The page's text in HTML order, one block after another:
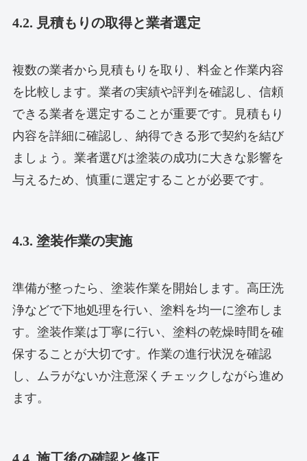
4.2. 見積もりの取得と業者選定
複数の業者から見積もりを取り、料金と作業内容
を比較します。業者の実績や評判を確認し、信頼
できる業者を選定することが重要です。見積もり
内容を詳細に確認し、納得できる形で契約を結び
ましょう。業者選びは塗装の成功に大きな影響を
与えるため、慎重に選定することが必要です。
4.3. 塗装作業の実施
準備が整ったら、塗装作業を開始します。高圧洗
浄などで下地処理を行い、塗料を均一に塗布しま
す。塗装作業は丁寧に行い、塗料の乾燥時間を確
保することが大切です。作業の進行状況を確認
し、ムラがないか注意深くチェックしながら進め
ます。